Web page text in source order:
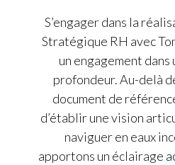
S’engager dans la
Stratégique RH avec
un engagement
profondeur. Au-delà
document de
d’établir une vision
naviguer en eaux
apportons un éclairage